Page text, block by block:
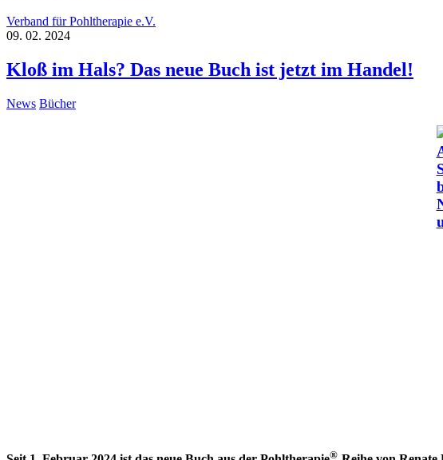
Verband für Pohltherapie e.V.
09. 02. 2024
Kloß im Hals? Das neue Buch ist jetzt im Handel!
News Bücher
®